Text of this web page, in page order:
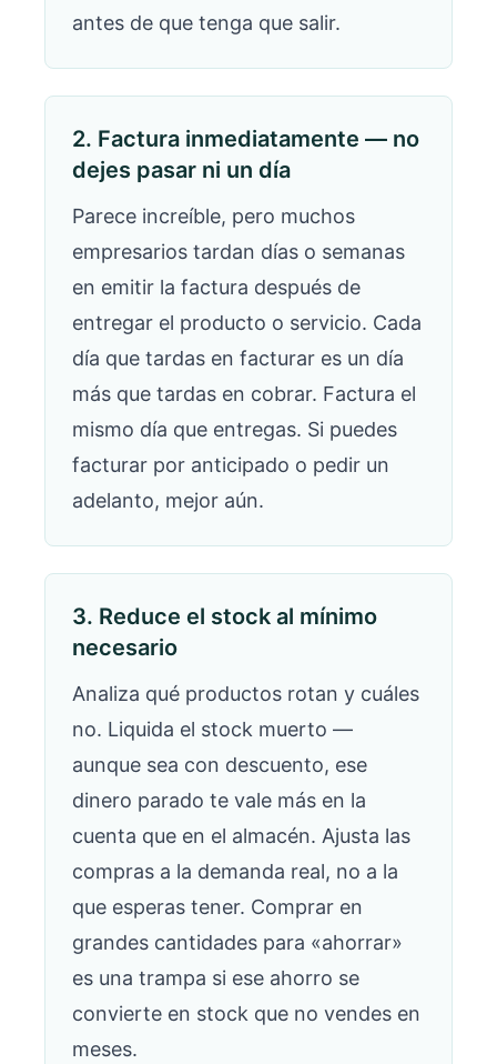
antes de que tenga que salir.
2. Factura inmediatamente — no
dejes pasar ni un día
Parece increíble, pero muchos
empresarios tardan días o semanas
en emitir la factura después de
entregar el producto o servicio. Cada
día que tardas en facturar es un día
más que tardas en cobrar. Factura el
mismo día que entregas. Si puedes
facturar por anticipado o pedir un
adelanto, mejor aún.
3. Reduce el stock al mínimo
necesario
Analiza qué productos rotan y cuáles
no. Liquida el stock muerto —
aunque sea con descuento, ese
dinero parado te vale más en la
cuenta que en el almacén. Ajusta las
compras a la demanda real, no a la
que esperas tener. Comprar en
grandes cantidades para «ahorrar»
es una trampa si ese ahorro se
convierte en stock que no vendes en
meses.